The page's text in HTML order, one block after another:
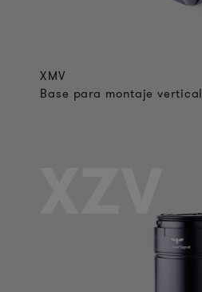
XMV
Base para montaje vertical
XZV